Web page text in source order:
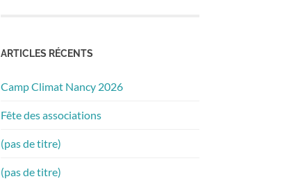
ARTICLES RÉCENTS
Camp Climat Nancy 2026
Fête des associations
(pas de titre)
(pas de titre)